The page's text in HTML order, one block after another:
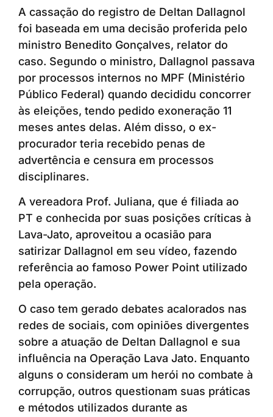
A cassação do registro de Deltan Dallagnol
foi baseada em uma decisão proferida pelo
ministro Benedito Gonçalves, relator do
caso. Segundo o ministro, Dallagnol passava
por processos internos no MPF (Ministério
Público Federal) quando decididu concorrer
às eleições, tendo pedido exoneração 11
meses antes delas. Além disso, o ex-
procurador teria recebido penas de
advertência e censura em processos
disciplinares.
A vereadora Prof. Juliana, que é filiada ao
PT e conhecida por suas posições críticas à
Lava-Jato, aproveitou a ocasião para
satirizar Dallagnol em seu vídeo, fazendo
referência ao famoso Power Point utilizado
pela operação.
O caso tem gerado debates acalorados nas
redes de sociais, com opiniões divergentes
sobre a atuação de Deltan Dallagnol e sua
influência na Operação Lava Jato. Enquanto
alguns o consideram um herói no combate à
corrupção, outros questionam suas práticas
e métodos utilizados durante as